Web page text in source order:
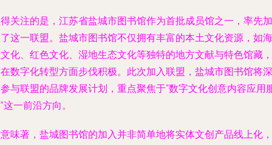
关注的是，江苏省盐城市图书馆作为首批成员馆之一，率先加
这一联盟。盐城市图书馆不仅拥有丰富的本土文化资源，如海
化、红色文化、湿地生态文化等独特的地方文献与特色馆藏，
数字化转型方面步伐积极。此次加入联盟，盐城市图书馆将深
与联盟的品牌发展计划，重点聚焦于“数字文化创意内容应用
这一前沿方向。
味著，盐城图书馆的加入并非简单地将实体文创产品线上化，